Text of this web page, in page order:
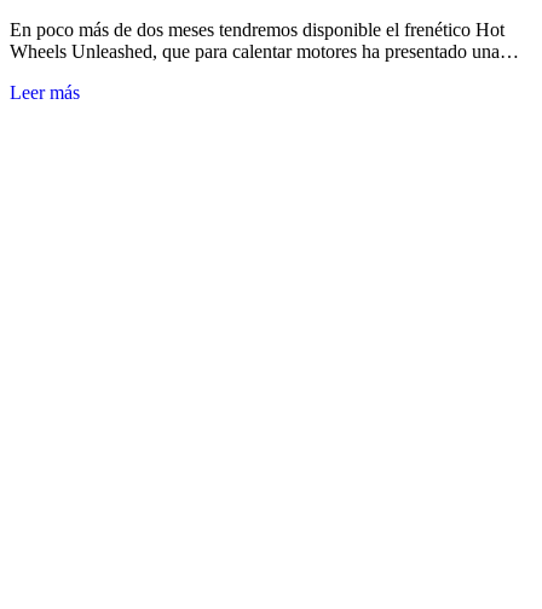
En poco más de dos meses tendremos disponible el frenético Hot
Wheels Unleashed, que para calentar motores ha presentado una…
Leer más